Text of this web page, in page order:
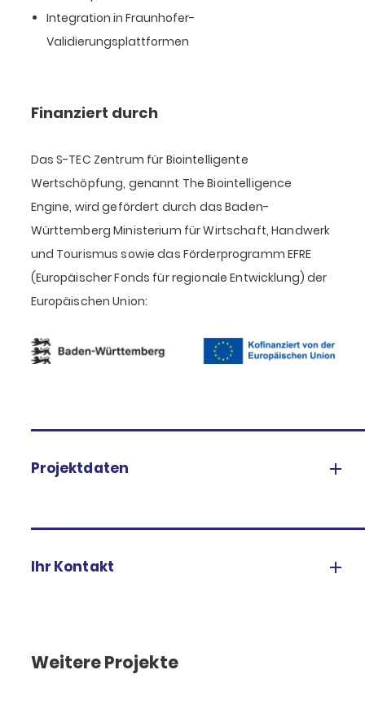
Integration in Fraunhofer-
Validierungsplattformen
Finanziert durch
Das S-TEC Zentrum für Biointelligente
Wertschöpfung, genannt The Biointelligence
Engine, wird gefördert durch das Baden-
Württemberg Ministerium für Wirtschaft, Handwerk
und Tourismus sowie das Förderprogramm EFRE
(Europäischer Fonds für regionale Entwicklung) der
Europäischen Union:
Projektdaten
Ihr Kontakt
Weitere Projekte